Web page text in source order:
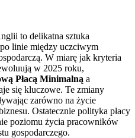
to delikatna sztuka
linie między uczciwym
W miarę jak kryteria
w 2025 roku,
Płacą Minimalną a
się kluczowe. Te zmiany
zarówno na życie
Ostatecznie polityka płacy
poziomu życia pracowników
gospodarczego.